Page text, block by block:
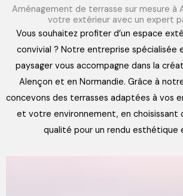
Aménagement de terrasse sur mesure à
votre extérieur avec un expert
Vous souhaitez profiter d’un espace
convivial ? Notre entreprise spécialisée
paysager vous accompagne dans la
Alençon et en Normandie. Grâce à
concevons des terrasses adaptées à vos
et votre environnement, en choisissant
qualité pour un rendu esthétique